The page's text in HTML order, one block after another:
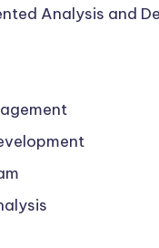
Analysis and